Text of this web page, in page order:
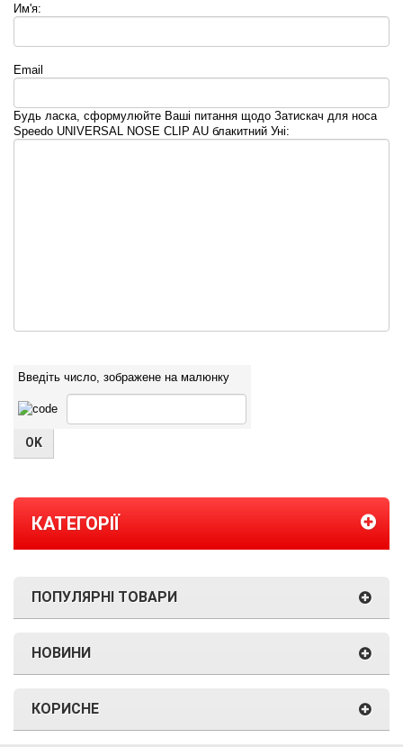
Им'я:
Email
Будь ласка, сформулюйте Ваші питання щодо Затискач для носа
Speedo UNIVERSAL NOSE CLIP AU блакитний Уні:
Введіть число, зображене на малюнку
КАТЕГОРІЇ
ПОПУЛЯРНІ ТОВАРИ
НОВИНИ
КОРИСНЕ